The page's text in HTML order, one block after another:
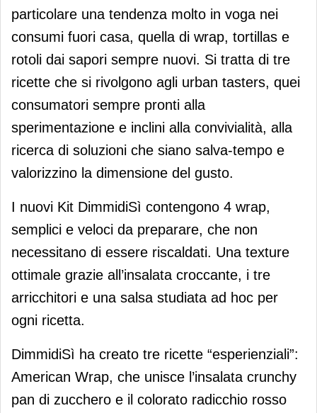
particolare una tendenza molto in voga nei
consumi fuori casa, quella di wrap, tortillas e
rotoli dai sapori sempre nuovi. Si tratta di tre
ricette che si rivolgono agli urban tasters, quei
consumatori sempre pronti alla
sperimentazione e inclini alla convivialità, alla
ricerca di soluzioni che siano salva-tempo e
valorizzino la dimensione del gusto.
I nuovi Kit DimmidiSì contengono 4 wrap,
semplici e veloci da preparare, che non
necessitano di essere riscaldati. Una texture
ottimale grazie all’insalata croccante, i tre
arricchitori e una salsa studiata ad hoc per
ogni ricetta.
DimmidiSì ha creato tre ricette “esperienziali”:
American Wrap, che unisce l’insalata crunchy
pan di zucchero e il colorato radicchio rosso